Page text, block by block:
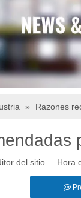
» Razones
del sitio Hora